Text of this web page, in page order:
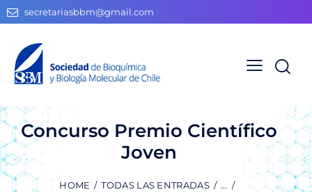
secretariasbbm@gmail.com
Concurso Premio Científico
Joven
HOME TODAS LAS ENTRADAS
...